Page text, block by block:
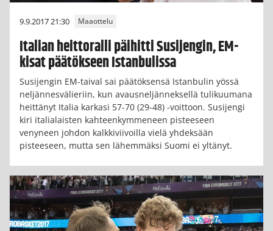
9.9.2017 21:30 Maaottelu
Italian heittoralli päihitti Susijengin, EM-
kisat päätökseen Istanbulissa
Susijengin EM-taival sai päätöksensä Istanbulin yössä
neljännesvälieriin, kun avausneljänneksellä tulikuumana
heittänyt Italia karkasi 57-70 (29-48) -voittoon. Susijengi
kiri italialaisten kahteenkymmeneen pisteeseen
venyneen johdon kalkkiviivoilla vielä yhdeksään
pisteeseen, mutta sen lähemmäksi Suomi ei yltänyt.